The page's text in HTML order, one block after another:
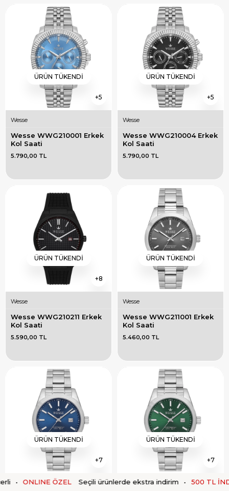
5
ÜRÜN TÜKENDI
Wesse
Wesse WWG210001 Erkek
Kol Saati
5.790,00 TL
5
ÜRÜN TÜKENDI
Wesse
Wesse WWG210004 Erkek
Kol Saati
5.790,00 TL
8
ÜRÜN TÜKENDI
Wesse
Wesse WWG210211 Erkek
Kol Saati
5.590,00 TL
ÜRÜN TÜKENDI
Wesse
Wesse WWG211001 Erkek
Kol Saati
5.460,00 TL
7
ÜRÜN TÜKENDI
Wesse
7
ÜRÜN TÜKENDI
Wesse
ONLINE ÖZEL Seçili ürünlerde ekstra indirim • 500 TL İNDİRİM